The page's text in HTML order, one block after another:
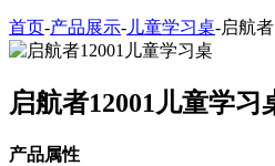
首页-产品展示- 儿童学习桌-启航
启航者12001儿童学习
产品属性